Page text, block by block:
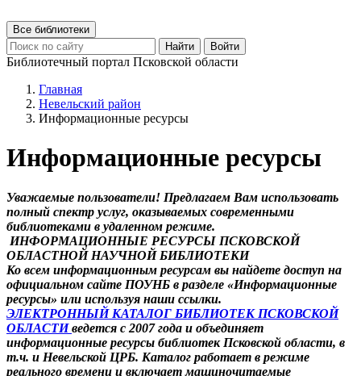
Все библиотеки
Найти
Войти
Библиотечный портал Псковской области
Главная
Невельский район
Информационные ресурсы
Информационные ресурсы
Уважаемые пользователи! Предлагаем Вам использовать
полный спектр услуг, оказываемых современными
библиотеками в удаленном режиме.
ИНФОРМАЦИОННЫЕ РЕСУРСЫ ПСКОВСКОЙ
ОБЛАСТНОЙ НАУЧНОЙ БИБЛИОТЕКИ
Ко всем информационным ресурсам вы найдете доступ на
официальном сайте ПОУНБ в разделе «Информационные
ресурсы» или используя наши ссылки.
ЭЛЕКТРОННЫЙ КАТАЛОГ БИБЛИОТЕК ПСКОВСКОЙ
ОБЛАСТИведется с 2007 года и объединяет
информационные ресурсы библиотек Псковской области, в
т.ч. и Невельской ЦРБ. Каталог работает в режиме
реального времени и включает машиночитаемые